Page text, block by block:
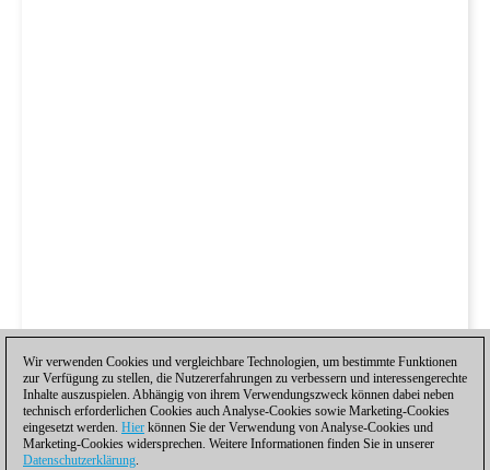
Wir verwenden Cookies und vergleichbare Technologien, um bestimmte Funktionen
zur Verfügung zu stellen, die Nutzererfahrungen zu verbessern und interessengerechte
Inhalte auszuspielen. Abhängig von ihrem Verwendungszweck können dabei neben
technisch erforderlichen Cookies auch Analyse-Cookies sowie Marketing-Cookies
eingesetzt werden. Hier können Sie der Verwendung von Analyse-Cookies und
Marketing-Cookies widersprechen. Weitere Informationen finden Sie in unserer
Datenschutzerklärung.